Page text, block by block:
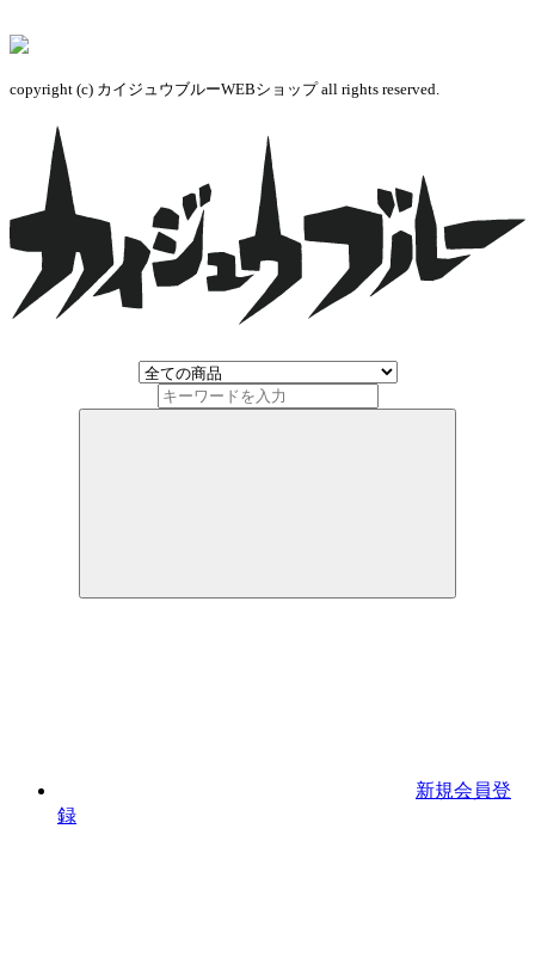
copyright (c) カイジュウブルーWEBショップ all rights reserved.
新規会員登
録